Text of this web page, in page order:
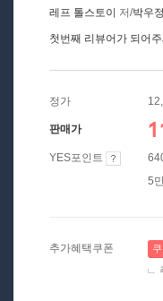
레프 톨스토이 저/박우정
첫번째 리뷰어가 되어
정가
판매가
YES포인트
5
추가혜택쿠폰